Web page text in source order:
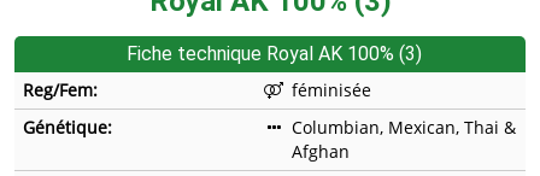
Fiche technique Royal AK 100% (3)
Reg/Fem:
féminisée
Génétique:
Columbian, Mexican, Thai &
Afghan